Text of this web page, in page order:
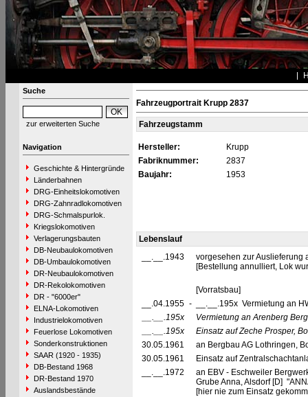
Suche
zur erweiterten Suche
Navigation
Geschichte & Hintergründe
Länderbahnen
DRG-Einheitslokomotiven
DRG-Zahnradlokomotiven
DRG-Schmalspurlok.
Kriegslokomotiven
Verlagerungsbauten
DB-Neubaulokomotiven
DB-Umbaulokomotiven
DR-Neubaulokomotiven
DR-Rekolokomotiven
DR - "6000er"
ELNA-Lokomotiven
Industrielokomotiven
Feuerlose Lokomotiven
Sonderkonstruktionen
SAAR (1920 - 1935)
DB-Bestand 1968
DR-Bestand 1970
Auslandsbestände
Fahrzeugportrait Krupp 2837
Fahrzeugstamm
Hersteller:
Krupp
Fabriknummer:
2837
Baujahr:
1953
Lebenslauf
__.__.1943
vorgesehen zur
[Bestellung annulliert, Lok
[Vorratsbau]
__.04.1955 -
__.__.195x Vermietung an
__.__.195x
Vermietung an Arenberg
__.__.195x
Einsatz auf Zeche Prosper,
30.05.1961
an Bergbau AG Lothringen,
30.05.1961
Einsatz auf
__.__.1972
an EBV - Eschweiler
Grube Anna, Alsdorf [D]
[hier nie zum Einsatz